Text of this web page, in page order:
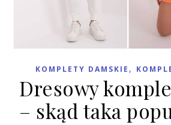
KOMPLETY DAMSKIE ,
Dresowy
– skąd taka